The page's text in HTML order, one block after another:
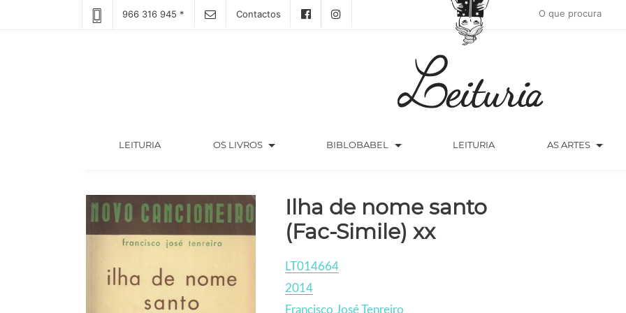
966 316 945 * Contactos
LEITURIA(CURRENT) OS LIVROS arrow_drop_down BIBLOBABEL arrow_drop_down LEITURIA AS ARTES arrow_drop_down
Ilha de nome santo
(Fac-Simile) xx
LT014664
2014
Francisco José Tenreiro